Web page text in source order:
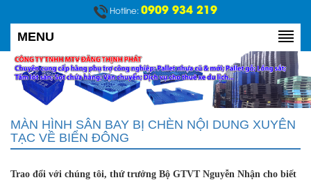
Hotline:0909 934 219
MENU
MÀN HÌNH SÂN BAY BỊ CHÈN NỘI DUNG XUYÊN
TẠC VỀ BIỂN ĐÔNG
Trao đổi với chúng tôi, thứ trưởng Bộ GTVT Nguyễn Nhận cho biết